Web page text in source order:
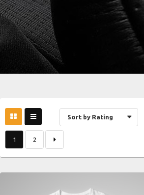
Sort by Rating
1 2